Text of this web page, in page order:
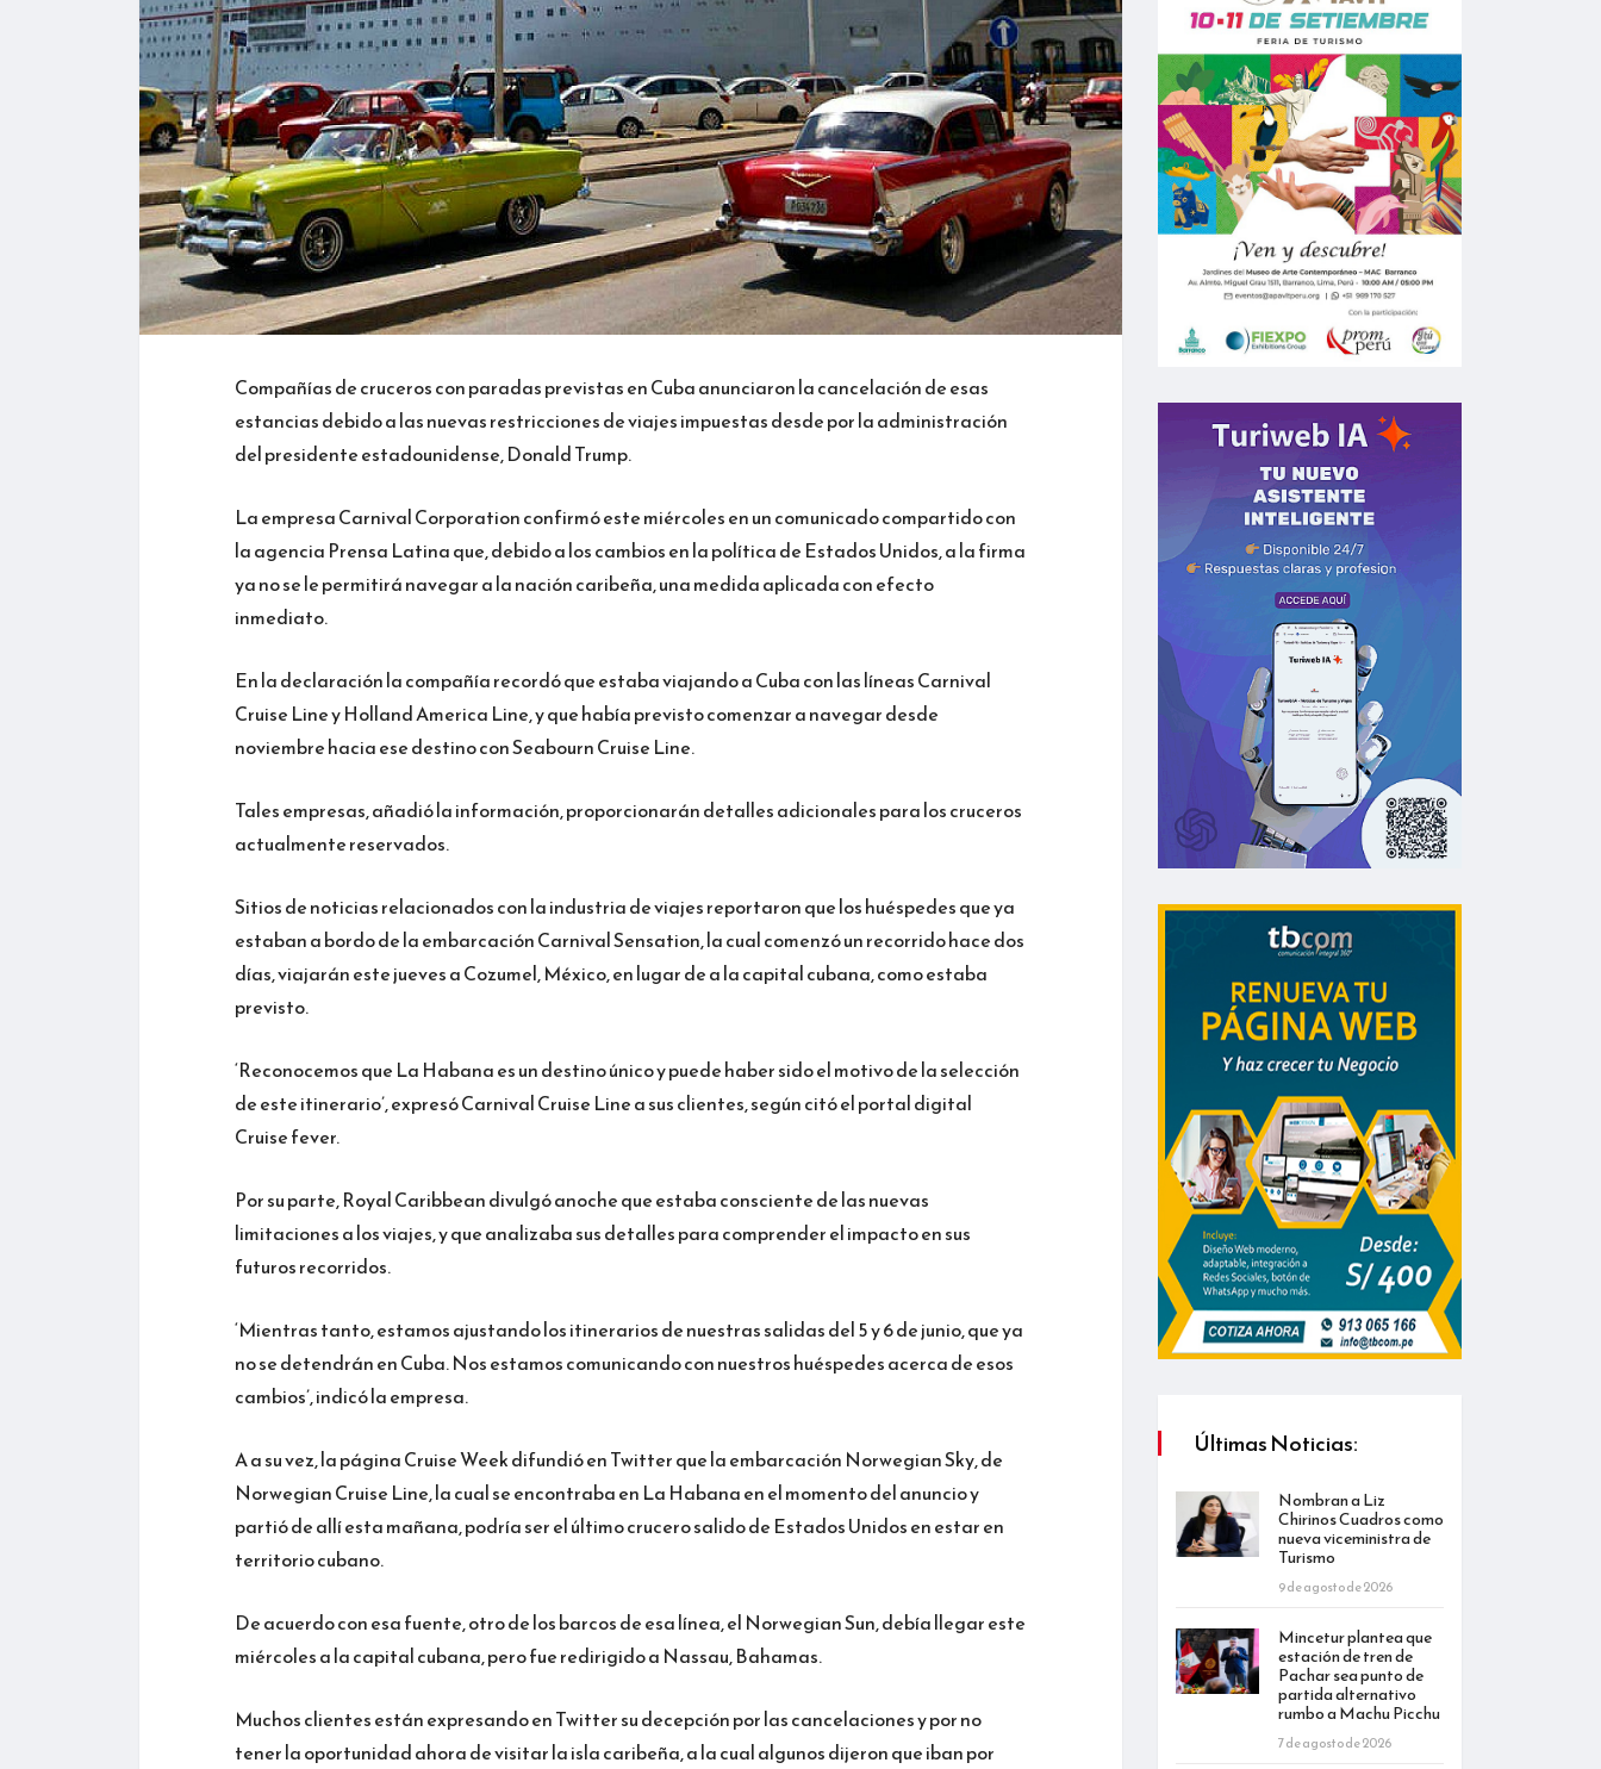
Compañías de cruceros con paradas previstas en Cuba anunciaron la cancelación de esas
estancias debido a las nuevas restricciones de viajes impuestas desde por la administración
del presidente estadounidense, Donald Trump.
La empresa Carnival Corporation confirmó este miércoles en un comunicado compartido con
la agencia Prensa Latina que, debido a los cambios en la política de Estados Unidos, a la firma
ya no se le permitirá navegar a la nación caribeña, una medida aplicada con efecto
inmediato.
En la declaración la compañía recordó que estaba viajando a Cuba con las líneas Carnival
Cruise Line y Holland America Line, y que había previsto comenzar a navegar desde
noviembre hacia ese destino con Seabourn Cruise Line.
Tales empresas, añadió la información, proporcionarán detalles adicionales para los cruceros
actualmente reservados.
Sitios de noticias relacionados con la industria de viajes reportaron que los huéspedes que ya
estaban a bordo de la embarcación Carnival Sensation, la cual comenzó un recorrido hace dos
días, viajarán este jueves a Cozumel, México, en lugar de a la capital cubana, como estaba
previsto.
‘Reconocemos que La Habana es un destino único y puede haber sido el motivo de la selección
de este itinerario’, expresó Carnival Cruise Line a sus clientes, según citó el portal digital
Cruise fever.
Por su parte, Royal Caribbean divulgó anoche que estaba consciente de las nuevas
limitaciones a los viajes, y que analizaba sus detalles para comprender el impacto en sus
futuros recorridos.
‘Mientras tanto, estamos ajustando los itinerarios de nuestras salidas del 5 y 6 de junio, que ya
no se detendrán en Cuba. Nos estamos comunicando con nuestros huéspedes acerca de esos
cambios’, indicó la empresa.
A a su vez, la página Cruise Week difundió en Twitter que la embarcación Norwegian Sky, de
Norwegian Cruise Line, la cual se encontraba en La Habana en el momento del anuncio y
partió de allí esta mañana, podría ser el último crucero salido de Estados Unidos en estar en
territorio cubano.
De acuerdo con esa fuente, otro de los barcos de esa línea, el Norwegian Sun, debía llegar este
miércoles a la capital cubana, pero fue redirigido a Nassau, Bahamas.
Muchos clientes están expresando en Twitter su decepción por las cancelaciones y por no
tener la oportunidad ahora de visitar la isla caribeña, a la cual algunos dijeron que iban por
Últimas Noticias:
Nombran a Liz
Chirinos Cuadros como
nueva viceministra de
Turismo
9 de agosto de 2026
Mincetur plantea que
estación de tren de
Pachar sea punto de
partida alternativo
rumbo a Machu Picchu
7 de agosto de 2026